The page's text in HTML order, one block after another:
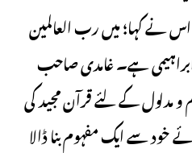
نے کہا؛ میں رب العالمین
ہے۔ غامدی صاحب
مدلول کے لئے قرآن مجید کی
سے ایک مفہوم بنا ڈالا